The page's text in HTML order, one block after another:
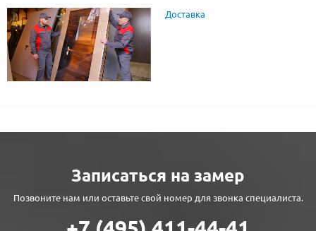
Доставка
Записаться на замер
Позвоните нам или оставьте свой номер для звонка специалиста.